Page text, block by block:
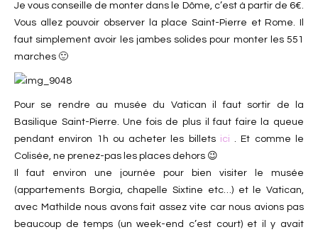
Je vous conseille de monter dans le Dôme, c’est à partir de 6€.
Vous allez pouvoir observer la place Saint-Pierre et Rome. Il
faut simplement avoir les jambes solides pour monter les 551
marches 🙂
Pour se rendre au musée du Vatican il faut sortir de la
Basilique Saint-Pierre. Une fois de plus il faut faire la queue
pendant environ 1h ou acheter les billets ici . Et comme le
Colisée, ne prenez-pas les places dehors 😉
Il faut environ une journée pour bien visiter le musée
(appartements Borgia, chapelle Sixtine etc…) et le Vatican,
avec Mathilde nous avons fait assez vite car nous avions pas
beaucoup de temps (un week-end c’est court) et il y avait